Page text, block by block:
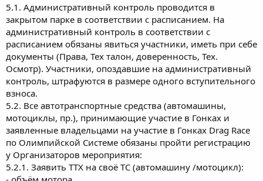
5.1. Административный контроль проводится в
закрытом парке в соответствии с расписанием. На
административный контроль в соответствии с
расписанием обязаны явиться участники, иметь при себе
документы (Права, Тех талон, доверенность, Тех.
Осмотр). Участники, опоздавшие на административный
контроль, штрафуются в размере одного вступительного
взноса.
5.2. Все автотранспортные средства (автомашины,
мотоциклы, пр.), принимающие участие в Гонках и
заявленные владельцами на участие в Гонках Drag Race
по Олимпийской Системе обязаны пройти регистрацию
у Организаторов мероприятия:
5.2.1. Заявить ТТХ на своё ТС (автомашину /мотоцикл):